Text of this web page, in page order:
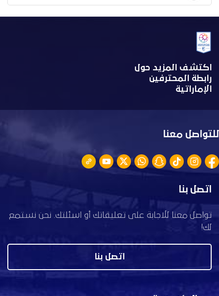
اكتشف المزيد حول
رابطة المحترفين
الإماراتية
للتواصل معنا
اتصل بنا
تواصل معنا للاجابة على تعليقاتك أو اسئلتك. نحن نستمع
لك!
اتصل بنا